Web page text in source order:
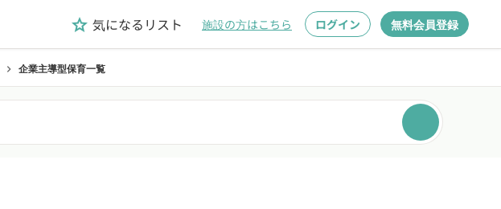
grade 気になるリスト 施設の方はこちら ログイン 無料会員登録
chevron_right 企業主導型保育一覧